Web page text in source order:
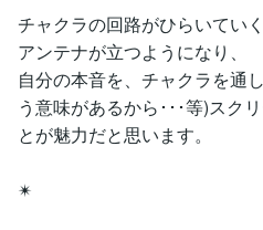
チャクラの回路がひらいてい
アンテナが立つようになり、
自分の本音を、チャクラを通
う意味があるから･･･等)スク
とが魅力だと思います。
✴︎